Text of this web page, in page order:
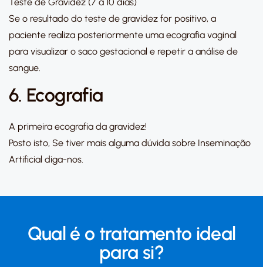
Se o resultado do teste de gravidez for positivo, a
paciente realiza posteriormente uma ecografia vaginal
para visualizar o saco gestacional e repetir a análise de
sangue.
6. Ecografia
A primeira ecografia da gravidez!
Posto isto, Se tiver mais alguma dúvida sobre Inseminação
Artificial diga-nos.
Qual é o tratamento ideal
para si?